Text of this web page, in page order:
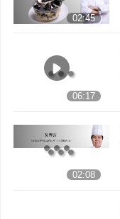
02:45
06:17
02:08